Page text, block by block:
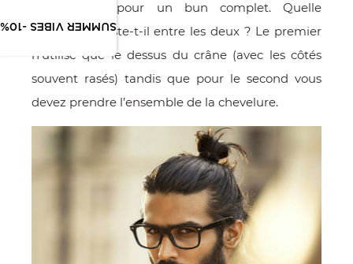
SUMMER VIBES -10%
bun et 30 pour un bun complet. Quelle
différence existe-t-il entre les deux ? Le premier
n’utilise que le dessus du crâne (avec les côtés
souvent rasés) tandis que pour le second vous
devez prendre l’ensemble de la chevelure.